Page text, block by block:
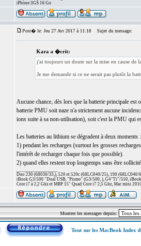
iPhone 3GS 16 Go
Post� le: Jeu 27 Avr 2017 à 11:18 Sujet du message:
Kara a �crit:
j'ai toujours un doute sur la mise en cause de
Je me demande si ce ne serait pas plutôt la
Aucune chance, dès lors que la batterie principale est
batterie PMU soit naze n'a strictement aucune
ions suite à sa non-utilisation), soit c'est la PMU qui
Les batteries au lithium se dégradent à deux moments :
1) pendant les recharges (surtout les grosses
l'intérêt de recharger chaque fois que possible).
2) quand elles restent trop longtemps sans être
Duo 230 (68030/33,), 520 et 520c (68LC040/25), 190 (68LC040/
iBook G3/500 "Dual USB, "Pismo" (G3/500, ), G4"Ti"/550,
Core i7 à 2,2 Ghz et MBP 15" Quad Core i7 2,5 Ghz, Mac mini
Montrer les messages depuis:
Tout sur les MacBook Index